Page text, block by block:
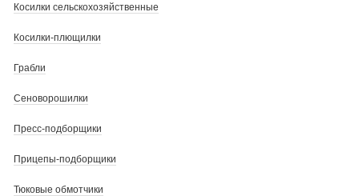
Косилки сельскохозяйственные
Косилки-плющилки
Грабли
Сеноворошилки
Пресс-подборщики
Прицепы-подборщики
Тюковые обмотчики